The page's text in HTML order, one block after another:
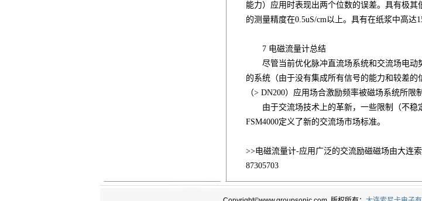
能力）应用时表现出两个位数的误差。具有极
的测量精度在0.5uS/cm以上。具有在纸浆中高达
7 电磁流量计总结
尽管当前优化脉冲直流场系统和交流场电动
的系统（由于没有集成所有信号的能力和较差
（> DN200）应用场合激励频率被磁场系统所限
由于交流场技术上的革新，一些限制（不稳
FSM4000定义了新的交流场市场标准。
>>电磁流量计-应用广泛的交流励磁磁场由大连
87305703